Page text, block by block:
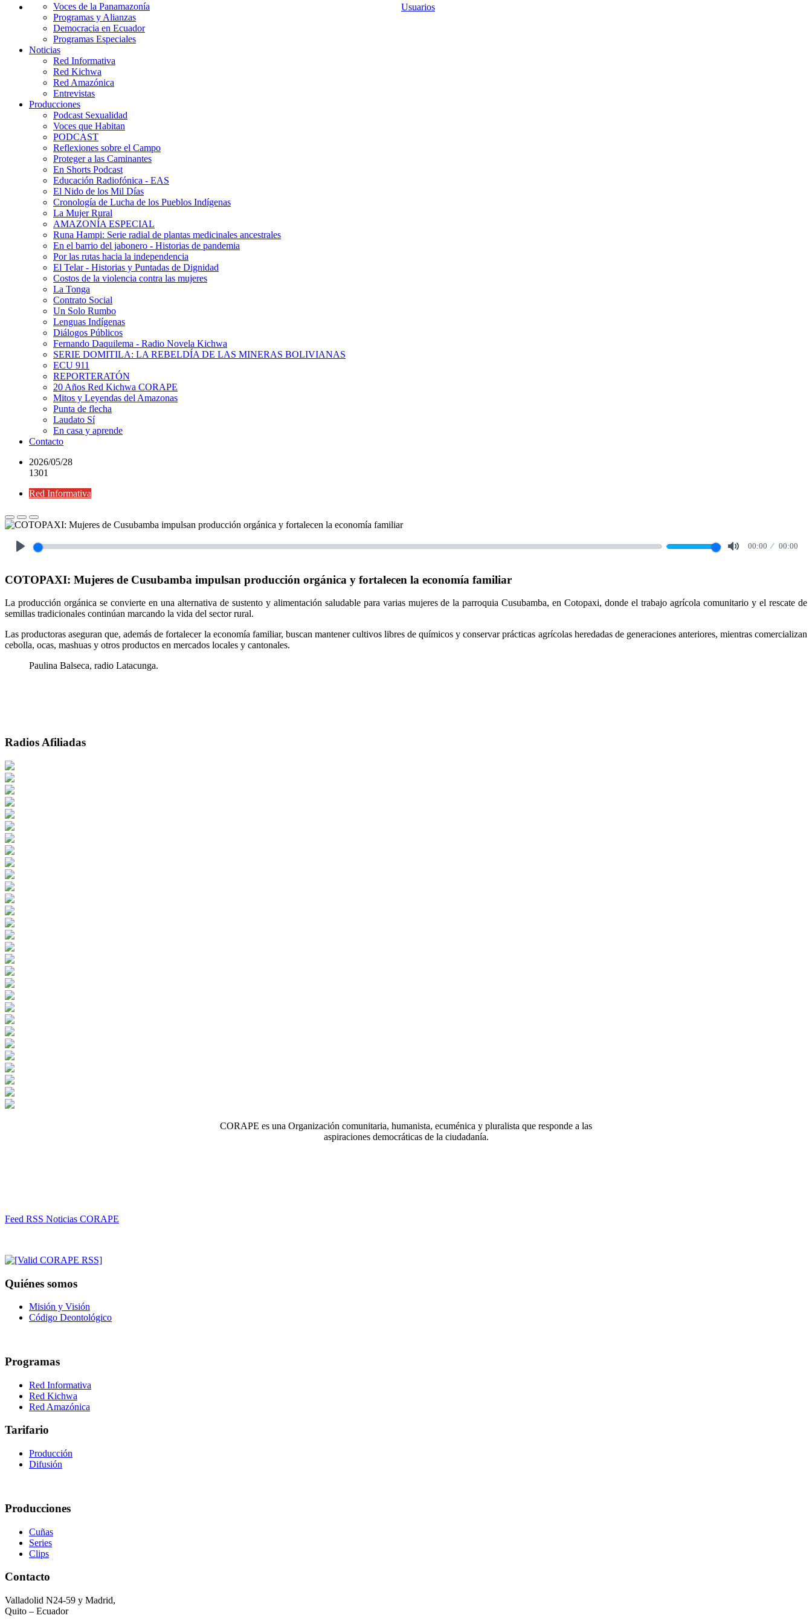
Usuarios
Voces de la Panamazonía
Programas y Alianzas
Democracia en Ecuador
Programas Especiales
Noticias
Red Informativa
Red Kichwa
Red Amazónica
Entrevistas
Producciones
Podcast Sexualidad
Voces que Habitan
PODCAST
Reflexiones sobre el Campo
Proteger a las Caminantes
En Shorts Podcast
Educación Radiofónica - EAS
El Nido de los Mil Días
Cronología de Lucha de los Pueblos Indígenas
La Mujer Rural
AMAZONÍA ESPECIAL
Runa Hampi: Serie radial de plantas medicinales ancestrales
En el barrio del jabonero - Historias de pandemia
Por las rutas hacia la independencia
El Telar - Historias y Puntadas de Dignidad
Costos de la violencia contra las mujeres
La Tonga
Contrato Social
Un Solo Rumbo
Lenguas Indígenas
Diálogos Públicos
Fernando Daquilema - Radio Novela Kichwa
SERIE DOMITILA: LA REBELDÍA DE LAS MINERAS BOLIVIANAS
ECU 911
REPORTERATÓN
20 Años Red Kichwa CORAPE
Mitos y Leyendas del Amazonas
Punta de flecha
Laudato Sí
En casa y aprende
Contacto
2026/05/28
1301
Red Informativa
00:00 00:00
COTOPAXI: Mujeres de Cusubamba impulsan producción orgánica y fortalecen la economía familiar
La producción orgánica se convierte en una alternativa de sustento y alimentación saludable para varias mujeres de la parroquia Cusubamba, en Cotopaxi, donde el trabajo agrícola comunitario y el rescate de
semillas tradicionales continúan marcando la vida del sector rural.
Las productoras aseguran que, además de fortalecer la economía familiar, buscan mantener cultivos libres de químicos y conservar prácticas agrícolas heredadas de generaciones anteriores, mientras comercializan
cebolla, ocas, mashuas y otros productos en mercados locales y cantonales.
Paulina Balseca, radio Latacunga.
Radios Afiliadas
CORAPE es una Organización comunitaria, humanista, ecuménica y pluralista que responde a las
aspiraciones democráticas de la ciudadanía.
Feed RSS Noticias CORAPE
Quiénes somos
Misión y Visión
Código Deontológico
Programas
Red Informativa
Red Kichwa
Red Amazónica
Tarifario
Producción
Difusión
Producciones
Cuñas
Series
Clips
Contacto
Valladolid N24-59 y Madrid,
Quito – Ecuador